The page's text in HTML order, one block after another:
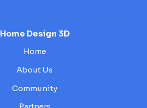
Home Design 3D
Home
About Us
Community